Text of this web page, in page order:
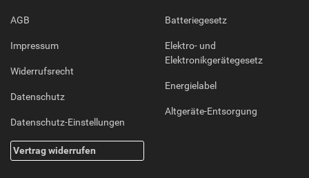
AGB
Impressum
Widerrufsrecht
Datenschutz
Datenschutz-Einstellungen
Vertrag widerrufen
Batteriegesetz
Elektro- und
Elektronikgerätegesetz
Energielabel
Altgeräte-Entsorgung